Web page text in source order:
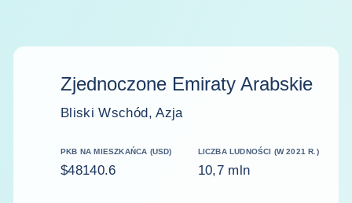
Zjednoczone Emiraty Arabskie
Bliski Wschód, Azja
PKB NA MIESZKAŃCA (USD)
$48140.6
LICZBA LUDNOŚCI (W 2021 R.)
10,7 mln